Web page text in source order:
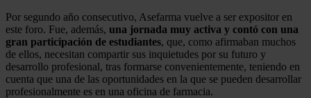
Por segundo año consecutivo, Asefarma vuelve a ser expositor en
este foro. Fue, además, una jornada muy activa y contó con una
gran participación de estudiantes, que, como afirmaban muchos
de ellos, necesitan compartir sus inquietudes por su futuro y
desarrollo profesional, tras formarse convenientemente, teniendo en
cuenta que una de las oportunidades en la que se pueden desarrollar
profesionalmente es en una oficina de farmacia.